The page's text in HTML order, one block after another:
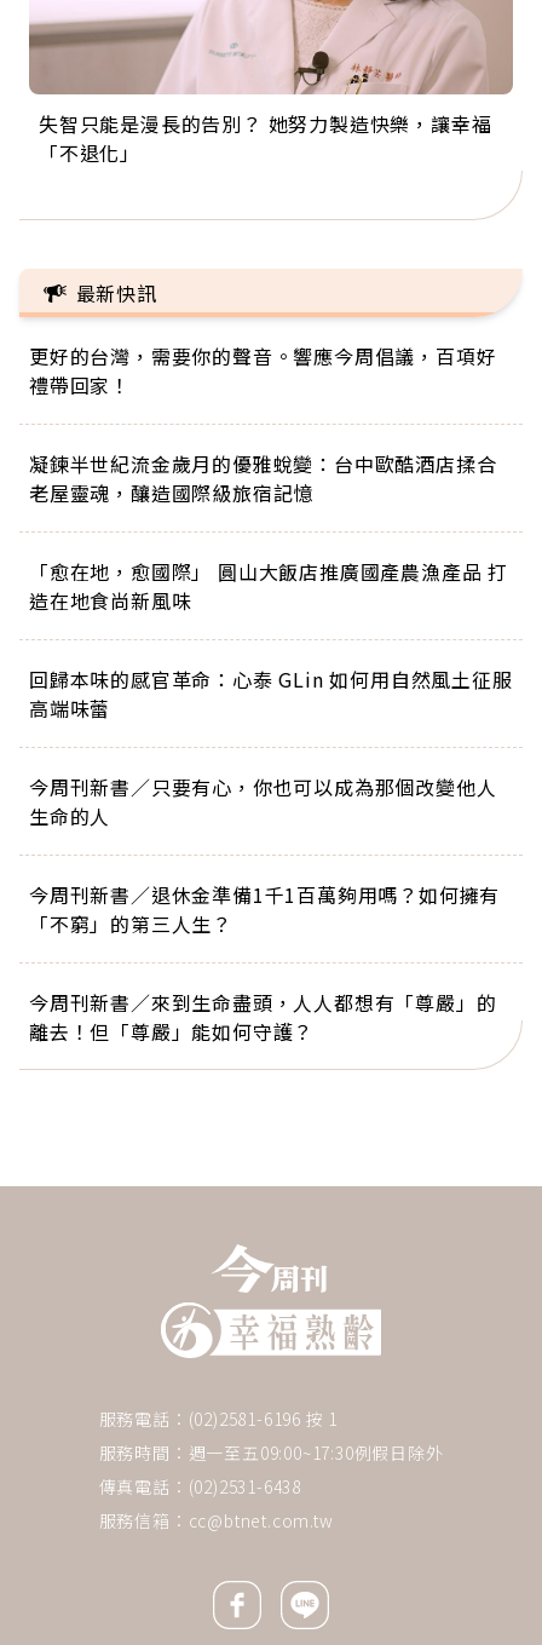
失智只能是漫長的告別？ 她努力製造快樂，讓幸福
「不退化」
來自剛果的巧克力神父 為台灣奉獻36年 「台灣是我
的家，我連作夢都講台語！」
63歲卸矽谷副總、搬回台灣找快樂！「蛋黃哥小
丑」走進安養院，逗樂上萬爺奶：退休後才開始真
104歲打破金氏世界紀錄 成為全球最年長羽球選
手，分享長壽的秘密原來是「這個」
事業巔峰他選擇追夢…黑手阿伯拉小提琴還登上小
巨蛋！連CNN都大讚！
最新快訊
更好的台灣，需要你的聲音。響應今周倡議，百項好
禮帶回家！
凝鍊半世紀流金歲月的優雅蛻變：台中歐酷酒店揉合
老屋靈魂，釀造國際級旅宿記憶
「愈在地，愈國際」 圓山大飯店推廣國產農漁產品 打
造在地食尚新風味
回歸本味的感官革命：心泰 GLin 如何用自然風土征服
高端味蕾
今周刊新書／只要有心，你也可以成為那個改變他人
生命的人
今周刊新書／退休金準備1千1百萬夠用嗎？如何擁有
「不窮」的第三人生？
今周刊新書／來到生命盡頭，人人都想有「尊嚴」的
離去！但「尊嚴」能如何守護？
服務電話：(02)2581-6196 按 1
服務時間：週一至五09:00~17:30例假日除外
傳真電話：(02)2531-6438
服務信箱： cc@btnet.com.tw
Facebook icon
Line icon